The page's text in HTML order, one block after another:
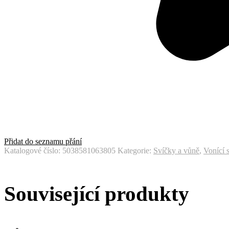
Přidat do seznamu přání
Katalogové číslo: 5038581063805 Kategorie: Svíčky a vůně, Vonící
Související produkty